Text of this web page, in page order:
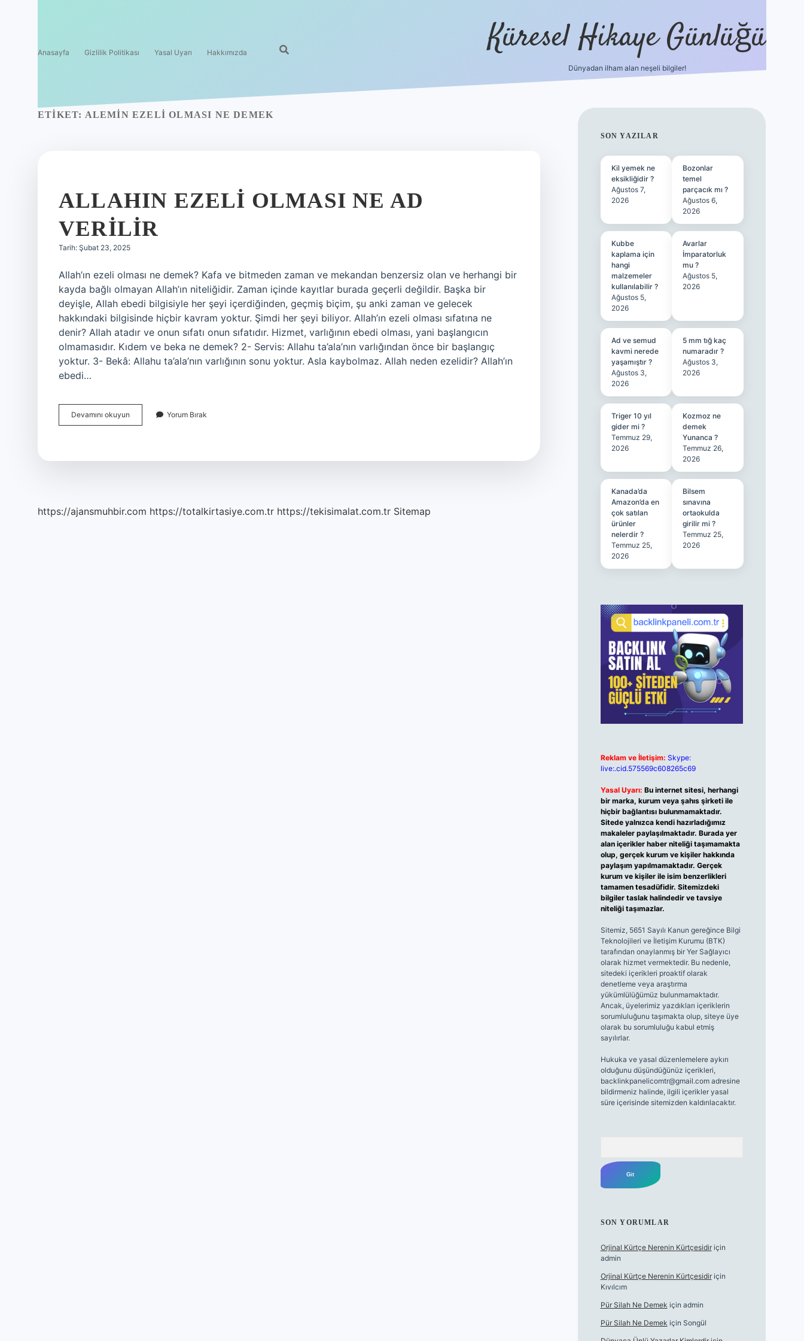
Anasayfa Gizlilik Politikası Yasal Uyarı Hakkımızda Küresel Hikaye Günlüğü
Dünyadan ilham alan neşeli bilgiler!
ETIKET: ALEMIN EZELI OLMASI NE DEMEK
ALLAHIN EZELI OLMASI NE AD
VERILIR
Tarih: Şubat 23, 2025
Allah’ın ezeli olması ne demek? Kafa ve bitmeden zaman ve mekandan benzersiz olan ve herhangi bir
kayda bağlı olmayan Allah’ın niteliğidir. Zaman içinde kayıtlar burada geçerli değildir. Başka bir
deyişle, Allah ebedi bilgisiyle her şeyi içerdiğinden, geçmiş biçim, şu anki zaman ve gelecek
hakkındaki bilgisinde hiçbir kavram yoktur. Şimdi her şeyi biliyor. Allah’ın ezeli olması sıfatına ne
denir? Allah atadır ve onun sıfatı onun sıfatıdır. Hizmet, varlığının ebedi olması, yani başlangıcın
olmamasıdır. Kıdem ve beka ne demek? 2- Servis: Allahu ta’ala’nın varlığından önce bir başlangıç ​​
yoktur. 3- Bekâ: Allahu ta’ala’nın varlığının sonu yoktur. Asla kaybolmaz. Allah neden ezelidir? Allah’ın
ebedi…
Devamını okuyun
Ezeli
Yorum Bırak
https://ajansmuhbir.com https://totalkirtasiye.com.tr https://tekisimalat.com.tr Sitemap
SIDEBAR
SON YAZILAR
Kil yemek ne
eksikliğidir ?
Ağustos 7,
2026
Bozonlar
temel
parçacık mı ?
Ağustos 6,
2026
Kubbe
kaplama için
hangi
malzemeler
kullanılabilir ?
Ağustos 5,
2026
Avarlar
İmparatorluk
mu ?
Ağustos 5,
2026
Ad ve semud
kavmi nerede
yaşamıştır ?
Ağustos 3,
2026
5 mm tığ kaç
numaradır ?
Ağustos 3,
2026
Triger 10 yıl
gider mi ?
Temmuz 29,
2026
Kozmoz ne
demek
Yunanca ?
Temmuz 26,
2026
Kanada’da
Amazon’da en
çok satılan
ürünler
nelerdir ?
Temmuz 25,
2026
Bilsem
sınavına
ortaokulda
girilir mi ?
Temmuz 25,
2026
Reklam ve İletişim: Skype:
live:.cid.575569c608265c69
Yasal Uyarı: Bu internet sitesi, herhangi
bir marka, kurum veya şahıs şirketi ile
hiçbir bağlantısı bulunmamaktadır.
Sitede yalnızca kendi hazırladığımız
makaleler paylaşılmaktadır. Burada yer
alan içerikler haber niteliği taşımamakta
olup, gerçek kurum ve kişiler hakkında
paylaşım yapılmamaktadır. Gerçek
kurum ve kişiler ile isim benzerlikleri
tamamen tesadüfidir. Sitemizdeki
bilgiler taslak halindedir ve tavsiye
niteliği taşımazlar.
Sitemiz, 5651 Sayılı Kanun gereğince Bilgi
Teknolojileri ve İletişim Kurumu (BTK)
tarafından onaylanmış bir Yer Sağlayıcı
olarak hizmet vermektedir. Bu nedenle,
sitedeki içerikleri proaktif olarak
denetleme veya araştırma
yükümlülüğümüz bulunmamaktadır.
Ancak, üyelerimiz yazdıkları içeriklerin
sorumluluğunu taşımakta olup, siteye üye
olarak bu sorumluluğu kabul etmiş
sayılırlar.
Hukuka ve yasal düzenlemelere aykırı
olduğunu düşündüğünüz içerikleri,
backlinkpanelicomtr@gmail.comadresine
bildirmeniz halinde, ilgili içerikler yasal
süre içerisinde sitemizden kaldırılacaktır.
SON YORUMLAR
Orjinal Kürtçe Nerenin Kürtçesidiriçin
admin
Orjinal Kürtçe Nerenin Kürtçesidiriçin
Kıvılcım
Pür Silah Ne Demek için admin
Pür Silah Ne Demek için Songül
betexper